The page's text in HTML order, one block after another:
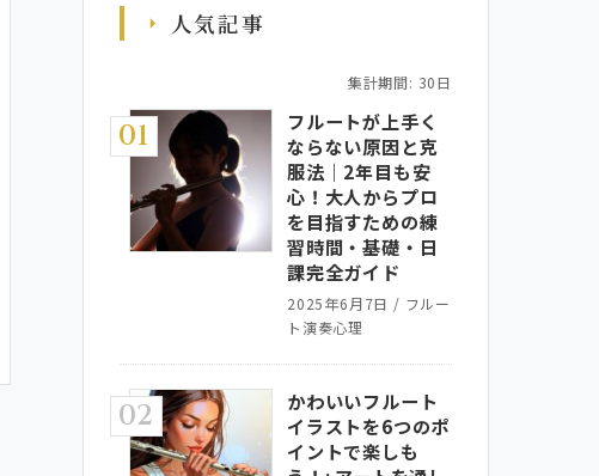
人気記事
集計期間: 30日
01
フルートが上手く
ならない原因と克
服法｜2年目も安
心！大人からプロ
を目指すための練
習時間・基礎・日
課完全ガイド
2025年6月7日 / フルー
ト演奏心理
02
かわいいフルート
イラストを6つのポ
イントで楽しも